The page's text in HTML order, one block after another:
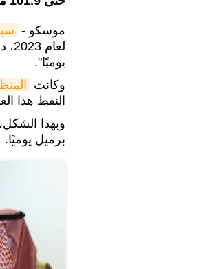
موسكو -
يوميًا".
وكانت
النفط هذا العام 101.87 مليون برميل
برميل يوميًا.